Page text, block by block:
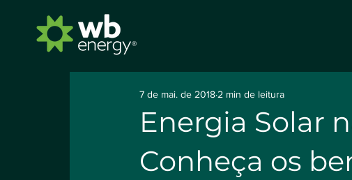
Energia Solar
Conheça os
7 de mai. de 2018 2 min de leitura